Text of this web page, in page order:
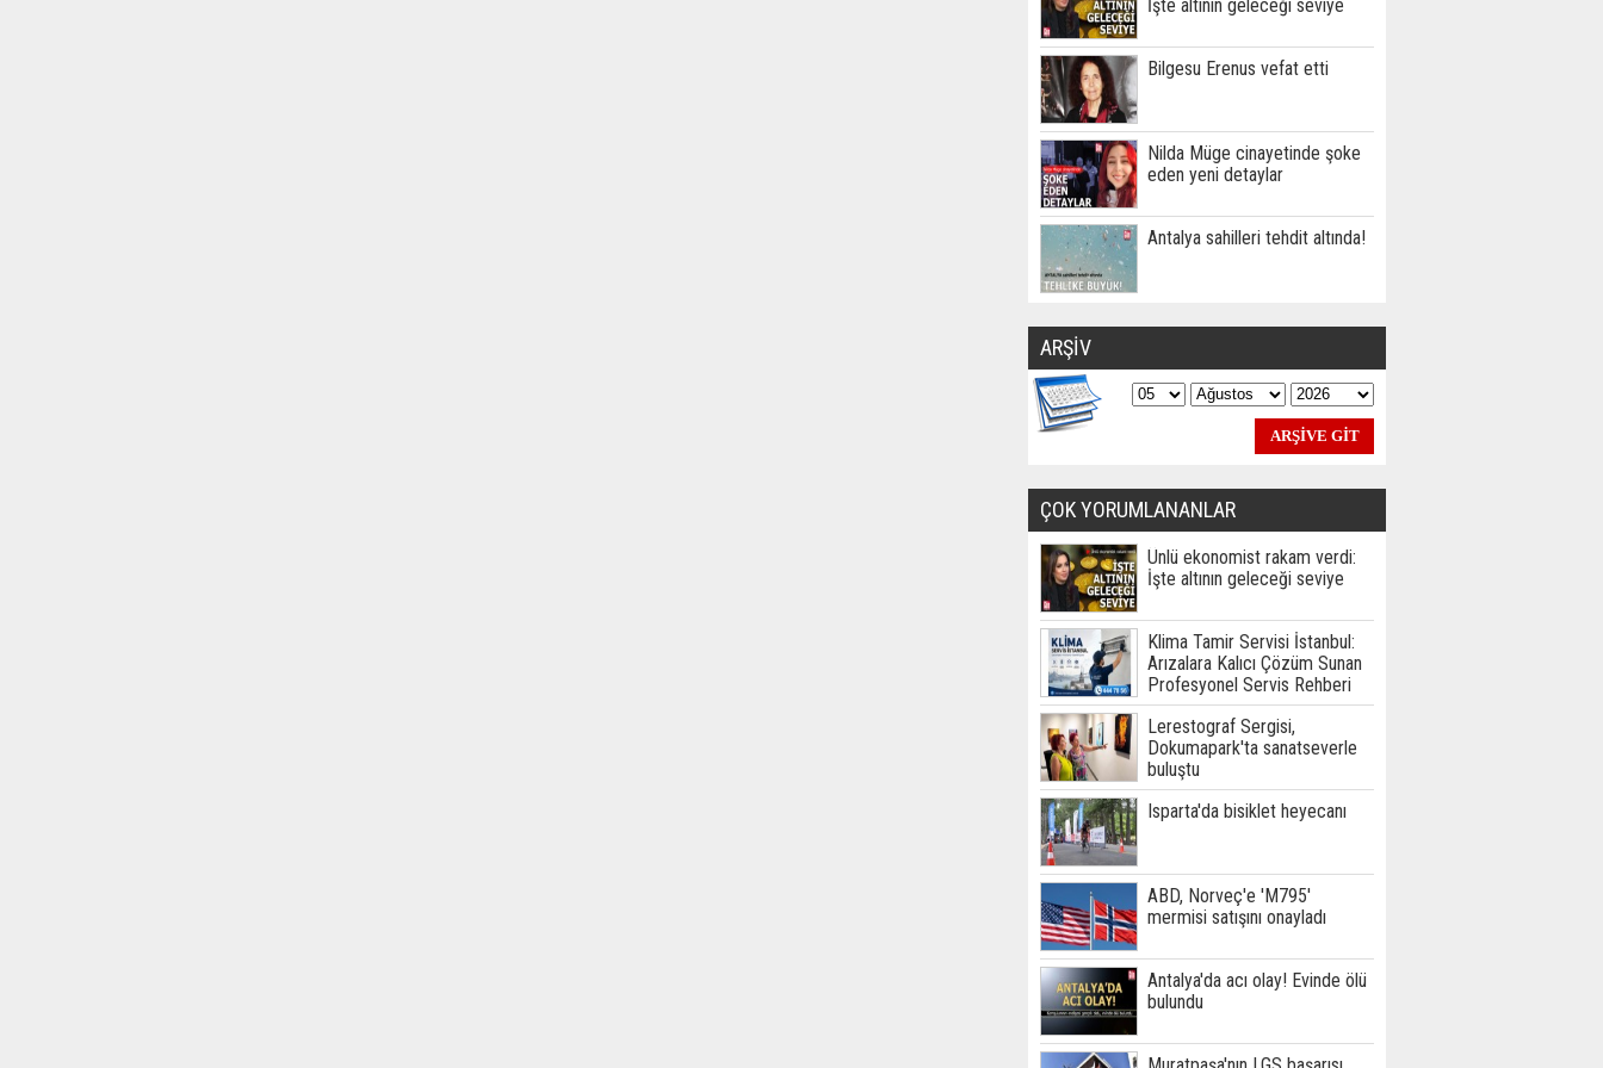
İşte altının geleceği seviye
Bilgesu Erenus vefat etti
Nilda Müge cinayetinde şoke
eden yeni detaylar
Antalya sahilleri tehdit altında!
ARŞİV
ÇOK YORUMLANANLAR
Ünlü ekonomist rakam verdi:
İşte altının geleceği seviye
Klima Tamir Servisi İstanbul:
Arızalara Kalıcı Çözüm Sunan
Profesyonel Servis Rehberi
Lerestograf Sergisi,
Dokumapark'ta sanatseverle
buluştu
Isparta'da bisiklet heyecanı
ABD, Norveç'e 'M795'
mermisi satışını onayladı
Antalya'da acı olay! Evinde ölü
bulundu